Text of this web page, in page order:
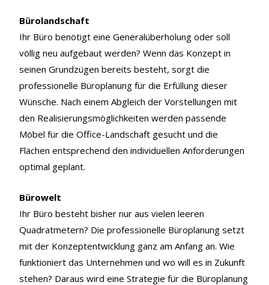
Bürolandschaft
Ihr Büro benötigt eine Generalüberholung oder soll
völlig neu aufgebaut werden? Wenn das Konzept in
seinen Grundzügen bereits besteht, sorgt die
professionelle Büroplanung für die Erfüllung dieser
Wünsche. Nach einem Abgleich der Vorstellungen mit
den Realisierungsmöglichkeiten werden passende
Möbel für die Office-Landschaft gesucht und die
Flächen entsprechend den individuellen Anforderungen
optimal geplant.
Bürowelt
Ihr Büro besteht bisher nur aus vielen leeren
Quadratmetern? Die professionelle Büroplanung setzt
mit der Konzeptentwicklung ganz am Anfang an. Wie
funktioniert das Unternehmen und wo will es in Zukunft
stehen? Daraus wird eine Strategie für die Büroplanung